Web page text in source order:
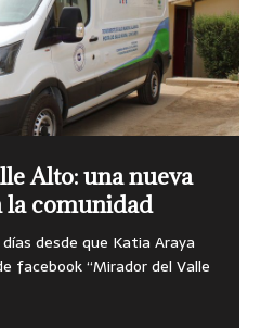
Alto: una nueva
la comunidad
desde que Katia Araya
facebook “Mirador del Valle
cuando el Festival de La
de Cuncumén.[…]
Salinas en 1983. Extracto
Escuela de Cuncumén
desde el Valle Alto del
se apodera del sector,
por tradición
Altamiro Castillo (53)
que conoció desde niño.